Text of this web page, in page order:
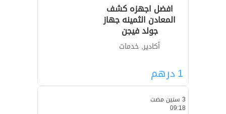
افضل اجهزه كشف
المعادن الثمينه جهاز
جولد فيجن
أكادير, خدمات
1درهم
3 سنين مضت
09:18